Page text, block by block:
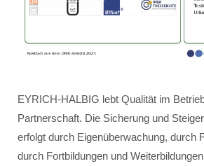
EYRICH-HALBIG lebt Qualität im
Partnerschaft. Die Sicherung und
erfolgt durch Eigenüberwachung, durch
durch Fortbildungen und